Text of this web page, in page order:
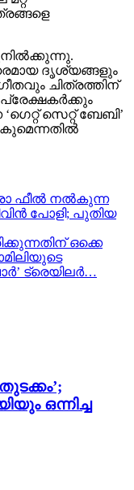
ദൃശ്യങ്ങളും
ചിത്രത്തിന്
സെറ്റ് ബേബി’
ഫീൽ നൽകുന്ന
പോളി; പുതിയ
ഒക്കെ
ട്രെയിലർ…
ഒന്നിച്ച